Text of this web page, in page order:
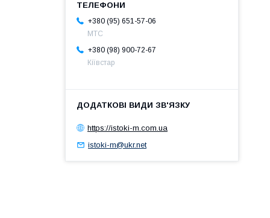
+380 (95) 651-57-06
MTC
+380 (98) 900-72-67
Кіївстар
https://istoki-m.com.ua
istoki-m@ukr.net